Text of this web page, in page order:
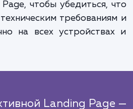
отзывы клиентов и
чтобы
и